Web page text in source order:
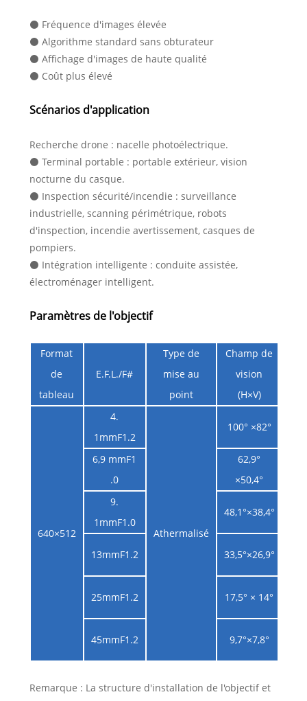
⚫ Fréquence d'images élevée
⚫ Algorithme standard sans obturateur
⚫ Affichage d'images de haute qualité
⚫ Coût plus élevé
Scénarios d'application
Recherche drone : nacelle photoélectrique.
⚫ Terminal portable : portable extérieur, vision
nocturne du casque.
⚫ Inspection sécurité/incendie : surveillance
industrielle, scanning périmétrique, robots
d'inspection, incendie avertissement, casques de
pompiers.
⚫ Intégration intelligente : conduite assistée,
électroménager intelligent.
Paramètres de l'objectif
Format
de
tableau
E.F.L./F#
Type de
mise au
point
Champ de
vision
(H×V)
640×512
4.
1mmF1.2
Athermalisé
100° ×82°
6,9 mmF1
.0
62,9°
×50,4°
9.
1mmF1.0
48,1°×38,4°
13mmF1.2 33,5°×26,9°
25mmF1.2 17,5° × 14°
45mmF1.2 9,7°×7,8°
Remarque : La structure d'installation de l'objectif et